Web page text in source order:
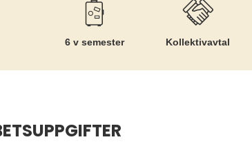
6 v semester Kollektiv­avtal